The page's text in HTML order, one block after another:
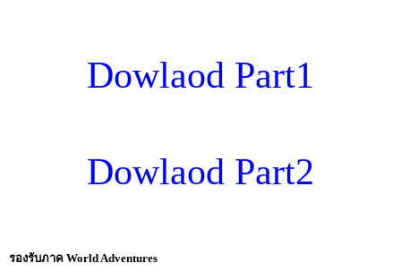
Dowlaod Part1
Dowlaod Part2
รองรับภาค World Adventures